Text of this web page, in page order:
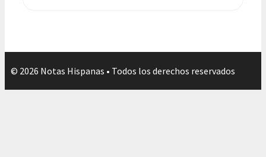
© 2026 Notas Hispanas • Todos los derechos reservados